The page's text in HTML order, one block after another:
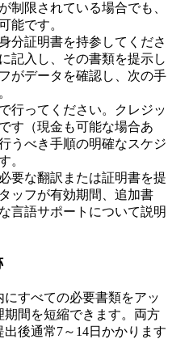
制限されている場合でも、
能です。
分証明書を持参してくださ
記入し、その書類を提示し
がデータを確認し、次の手
行ってください。クレジッ
す（現金も可能な場合あ
うべき手順の明確なスケジ
。
要な翻訳または証明書を提
ッフが有効期間、追加書
言語サポートについて説明
すべての必要書類をアッ
間を短縮できます。両方
後通常7～14日かかります